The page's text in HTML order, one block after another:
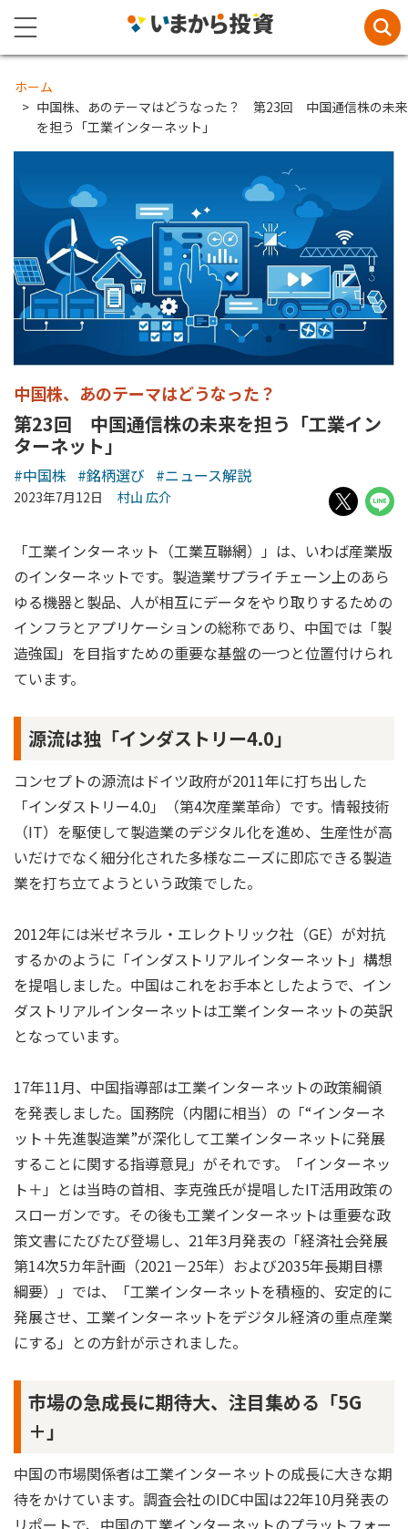
ホーム
中国株、あのテーマはどうなった？ 第23回 中国通信株の未来
を担う「工業インターネット」
中国株、あのテーマはどうなった？
第23回 中国通信株の未来を担う「工業イン
ターネット」
#中国株 #銘柄選び #ニュース解説
2023年7月12日 村山 広介
「工業インターネット（工業互聯網）」は、いわば産業版
のインターネットです。製造業サプライチェーン上のあら
ゆる機器と製品、人が相互にデータをやり取りするための
インフラとアプリケーションの総称であり、中国では「製
造強国」を目指すための重要な基盤の一つと位置付けられ
ています。
源流は独「インダストリー4.0」
コンセプトの源流はドイツ政府が2011年に打ち出した
「インダストリー4.0」（第4次産業革命）です。情報技術
（IT）を駆使して製造業のデジタル化を進め、生産性が高
いだけでなく細分化された多様なニーズに即応できる製造
業を打ち立てようという政策でした。
2012年には米ゼネラル・エレクトリック社（GE）が対抗
するかのように「インダストリアルインターネット」構想
を提唱しました。中国はこれをお手本としたようで、イン
ダストリアルインターネットは工業インターネットの英訳
となっています。
17年11月、中国指導部は工業インターネットの政策綱領
を発表しました。国務院（内閣に相当）の「“インターネ
ット＋先進製造業”が深化して工業インターネットに発展
することに関する指導意見」がそれです。「インターネッ
ト＋」とは当時の首相、李克強氏が提唱したIT活用政策の
スローガンです。その後も工業インターネットは重要な政
策文書にたびたび登場し、21年3月発表の「経済社会発展
第14次5カ年計画（2021－25年）および2035年長期目標
綱要）」では、「工業インターネットを積極的、安定的に
発展させ、工業インターネットをデジタル経済の重点産業
にする」との方針が示されました。
市場の急成長に期待大、注目集める「5G
＋」
中国の市場関係者は工業インターネットの成長に大きな期
待をかけています。調査会社のIDC中国は22年10月発表の
リポートで、中国の工業インターネットのプラットフォー